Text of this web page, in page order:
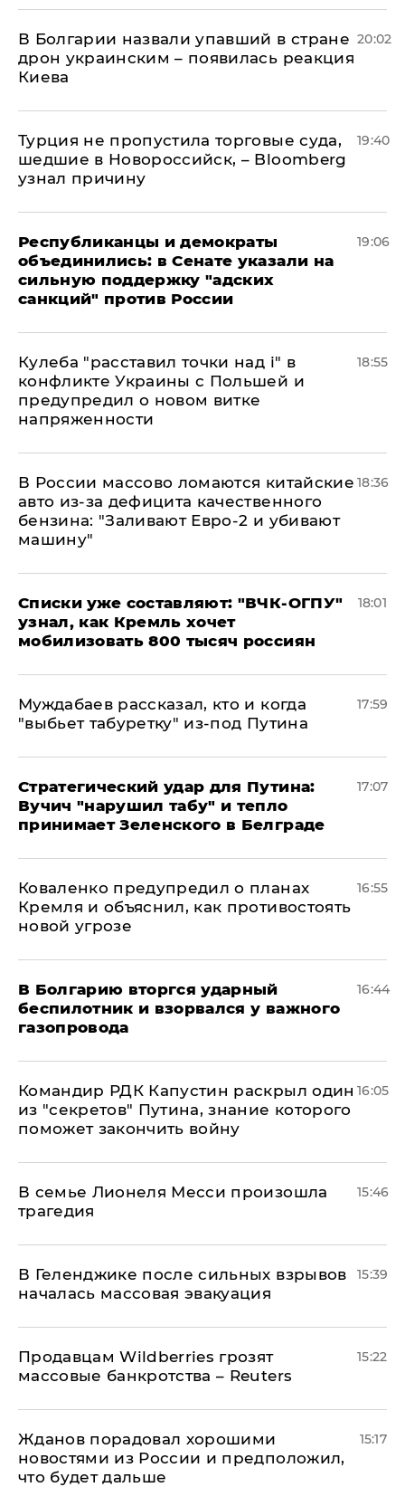
В Болгарии назвали упавший в стране
дрон украинским – появилась реакция
Киева
20:02
Турция не пропустила торговые суда,
шедшие в Новороссийск, – Bloomberg
узнал причину
19:40
Республиканцы и демократы
объединились: в Сенате указали на
сильную поддержку "адских
санкций" против России
19:06
Кулеба "расставил точки над і" в
конфликте Украины с Польшей и
предупредил о новом витке
напряженности
18:55
В России массово ломаются китайские
авто из-за дефицита качественного
бензина: "Заливают Евро-2 и убивают
машину"
18:36
Списки уже составляют: "ВЧК-ОГПУ"
узнал, как Кремль хочет
мобилизовать 800 тысяч россиян
18:01
Муждабаев рассказал, кто и когда
"выбьет табуретку" из-под Путина
17:59
Стратегический удар для Путина:
Вучич "нарушил табу" и тепло
принимает Зеленского в Белграде
17:07
Коваленко предупредил о планах
Кремля и объяснил, как противостоять
новой угрозе
16:55
В Болгарию вторгся ударный
беспилотник и взорвался у важного
газопровода
16:44
Командир РДК Капустин раскрыл один
из "секретов" Путина, знание которого
поможет закончить войну
16:05
В семье Лионеля Месси произошла
трагедия
15:46
В Геленджике после сильных взрывов
началась массовая эвакуация
15:39
Продавцам Wildberries грозят
массовые банкротства – Reuters
15:22
Жданов порадовал хорошими
новостями из России и предположил,
что будет дальше
15:17